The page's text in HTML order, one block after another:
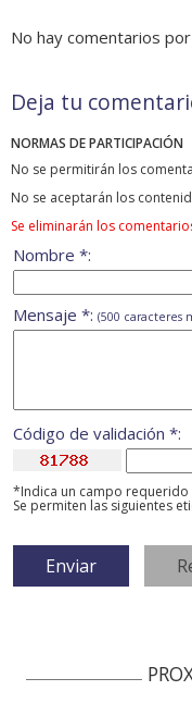
No hay comentarios
Deja tu
NORMAS DE PARTICIPACIÓN
No se permitirán los
No se aceptarán los
Se eliminarán los
Nombre *:
Mensaje *: (500 caracteres
Código de validación *:
*Indica un campo
Se permiten las siguientes